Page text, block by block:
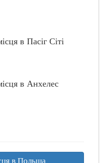
в Пасіг Сіті
в Анхелес
в Польща